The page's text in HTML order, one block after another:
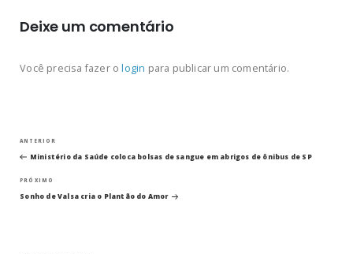
Deixe um comentário
Você precisa fazer ologin para publicar um comentário.
Navegação
de
Post
Post
anterior
ANTERIOR
Ministério da Saúde coloca bolsas de sangue em abrigos de ônibus de SP
Próximo
post
PRÓXIMO
Sonho de Valsa cria o Plantão do Amor